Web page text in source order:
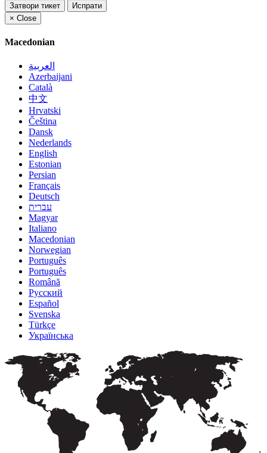
Затвори тикет
Испрати
× Close
Macedonian
العربية
Azerbaijani
Català
中文
Hrvatski
Čeština
Dansk
Nederlands
English
Estonian
Persian
Français
Deutsch
עברית
Magyar
Italiano
Macedonian
Norwegian
Português
Português
Română
Русский
Español
Svenska
Türkçe
Українська